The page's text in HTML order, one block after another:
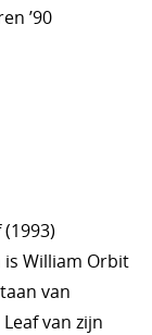
’90
is William Orbit
van
van zijn